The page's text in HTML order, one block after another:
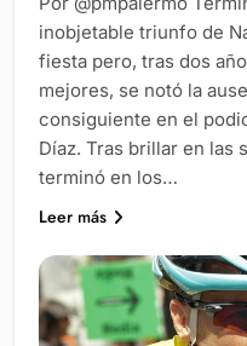
inobjetable triunfo de
fiesta pero, tras dos
mejores, se notó la
consiguiente en el
Díaz. Tras brillar en las
terminó en los…
Leer más